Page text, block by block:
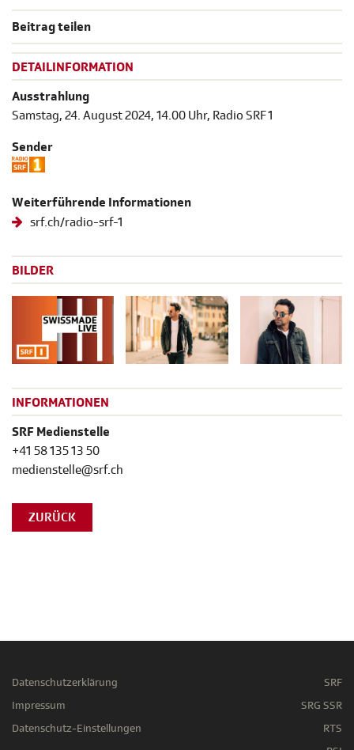
Beitrag teilen
DETAILINFORMATION
Ausstrahlung
Samstag, 24. August 2024, 14.00 Uhr, Radio SRF 1
Sender
Weiterführende Informationen
srf.ch/radio-srf-1
BILDER
INFORMATIONEN
SRF Medienstelle
+41 58 135 13 50
medienstelle@srf.ch
ZURÜCK
Datenschutzerklärung
Impressum
Datenschutz-Einstellungen
SRF
SRG SSR
RTS